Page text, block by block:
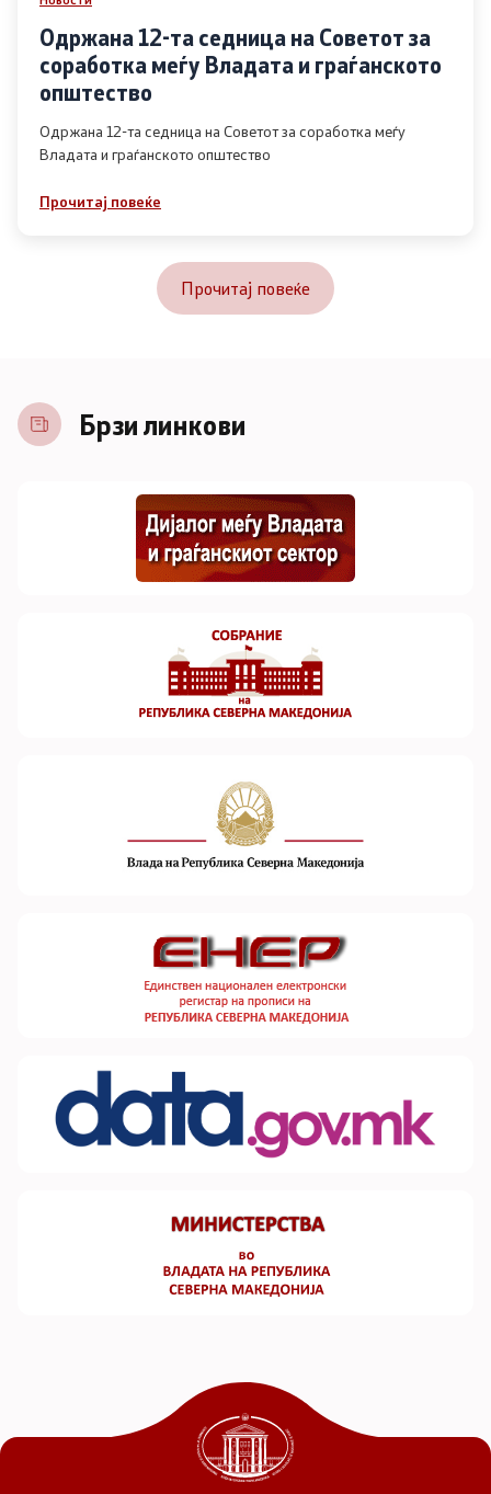
Одржана 12-та седница на Советот за
соработка меѓу Владата и граѓанското
општество
Одржана 12-та седница на Советот за соработка меѓу
Владата и граѓанското општество
Прочитај повеќе
Прочитај повеќе
Брзи линкови